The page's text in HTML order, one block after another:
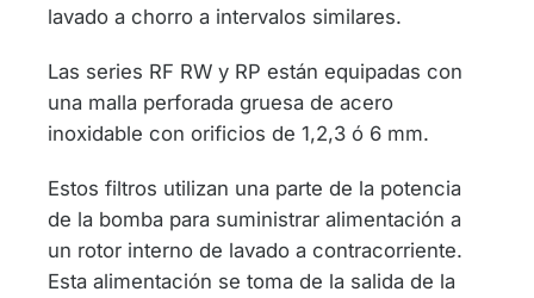
lavado a chorro a intervalos similares.
Las series RF RW y RP están equipadas con
una malla perforada gruesa de acero
inoxidable con orificios de 1,2,3 ó 6 mm.
Estos filtros utilizan una parte de la potencia
de la bomba para suministrar alimentación a
un rotor interno de lavado a contracorriente.
Esta alimentación se toma de la salida de la